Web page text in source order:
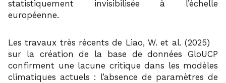
statistiquement invisibilisée à l’échelle
européenne.
Les travaux très récents de Liao, W. et al. (2025)
sur la création de la base de données GloUCP
confirment une lacune critique dans les modèles
climatiques actuels : l’absence de paramètres de